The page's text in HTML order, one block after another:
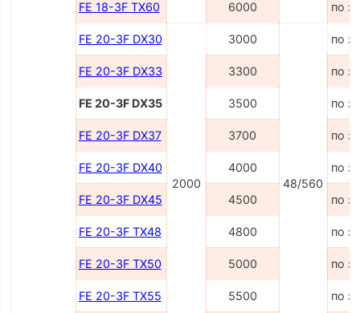
FE 18-3F TX60 6000 по
FE 20-3F DX30
2000
3000
48/560
по
FE 20-3F DX33 3300 по
FE 20-3F DX35 3500 по
FE 20-3F DX37 3700 по
FE 20-3F DX40 4000 по
FE 20-3F DX45 4500 по
FE 20-3F TX48 4800 по
FE 20-3F TX50 5000 по
FE 20-3F TX55 5500 по